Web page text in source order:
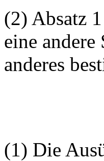
(2) Absatz
eine
anderes
(1) Die